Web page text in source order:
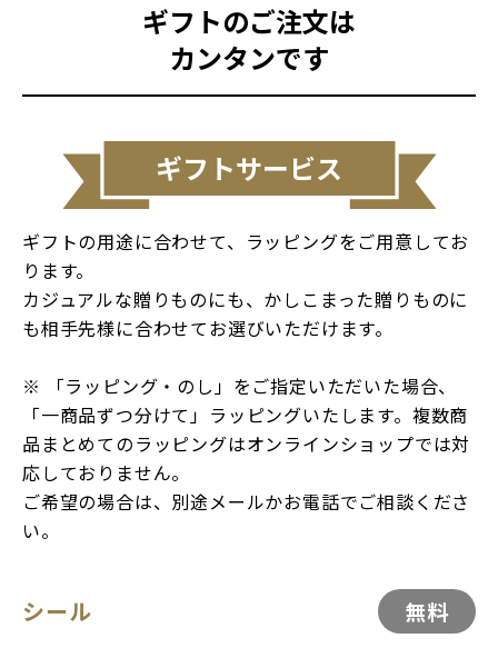
ギフトのご注文は
カンタンです
ギフトサービス
ギフトの用途に合わせて、ラッピングをご用意してお
ります。
カジュアルな贈りものにも、かしこまった贈りものに
も相手先様に合わせてお選びいただけます。
※ 「ラッピング・のし」をご指定いただいた場合、
「一商品ずつ分けて」ラッピングいたします。複数商
品まとめてのラッピングはオンラインショップでは対
応しておりません。
ご希望の場合は、別途メールかお電話でご相談くださ
い。
シール 無料